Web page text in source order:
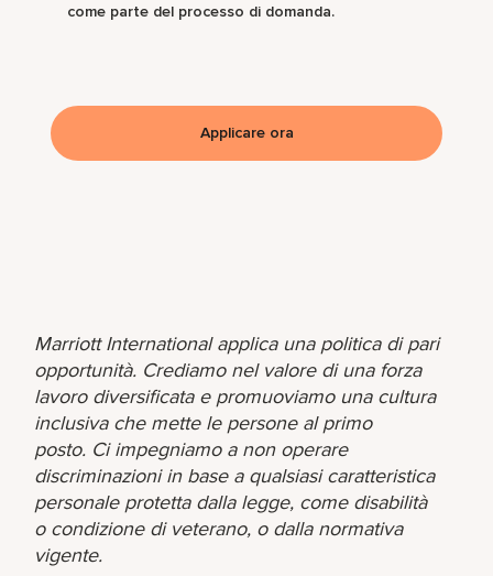
Marriott International applica una politica di pari
opportunità. Crediamo nel valore di una forza
lavoro diversificata e promuoviamo una cultura
inclusiva che mette le persone al primo
posto. Ci impegniamo a non operare
discriminazioni in base a qualsiasi caratteristica
personale protetta dalla legge, come disabilità
o condizione di veterano, o dalla normativa
vigente.
come parte del processo di domanda.
Applicare ora